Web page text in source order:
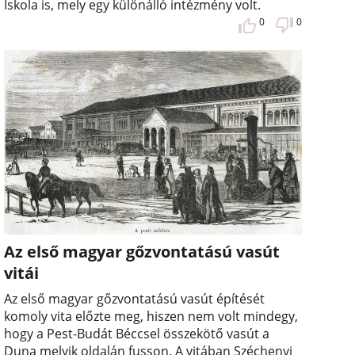
Iskola is, mely egy különálló intézmény volt.
0 0
Az első magyar gőzvontatású vasút
vitái
Az első magyar gőzvontatású vasút építését
komoly vita előzte meg, hiszen nem volt mindegy,
hogy a Pest-Budát Béccsel összekötő vasút a
Duna melyik oldalán fusson. A vitában Széchenyi